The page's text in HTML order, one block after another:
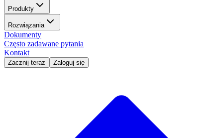
Produkty
Rozwiązania
Dokumenty
Często zadawane pytania
Kontakt
Zacznij teraz Zaloguj się